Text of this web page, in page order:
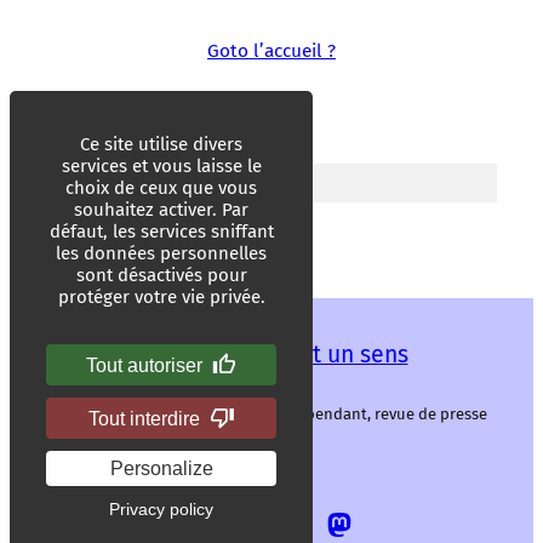
Goto l’accueil ?
Les mots ont un sens
Les mots ont un sens, média libre et indépendant, revue de presse
alternative.
Allez
Allez
sur
Ce site utilise divers
services et vous laisse le
choix de ceux que vous
souhaitez activer. Par
défaut, les services sniffant
les données personnelles
sont désactivés pour
protéger votre vie privée.
Tout autoriser
Tout interdire
Personalize
Privacy policy